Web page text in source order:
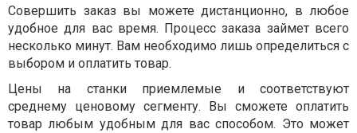
Совершить заказ вы можете дистанционно, в любое
удобное для вас время. Процесс заказа займет всего
несколько минут. Вам необходимо лишь определиться с
выбором и оплатить товар.
Цены на станки приемлемые и соответствуют
среднему ценовому сегменту. Вы сможете оплатить
товар любым удобным для вас способом. Это может